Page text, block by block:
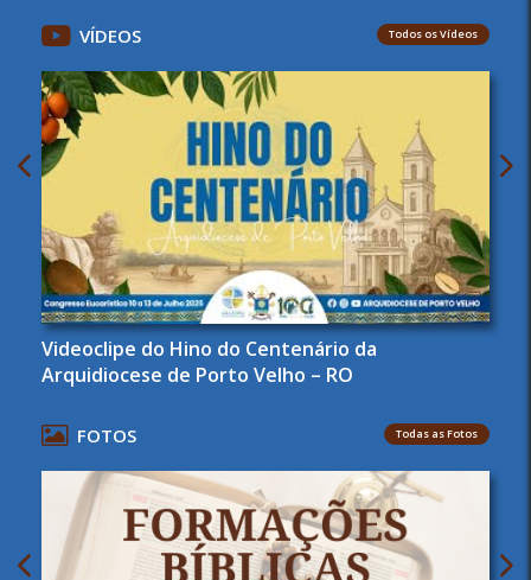
VÍDEOS Todos os Vídeos
Videoclipe do Hino do Centenário da
Arquidiocese de Porto Velho – RO
FOTOS Todas as Fotos